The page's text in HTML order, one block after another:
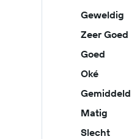
Geweldig
Zeer Goed
Goed
Oké
Gemiddeld
Matig
Slecht